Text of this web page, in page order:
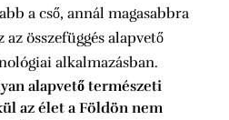
a cső, annál magasabbra
összefüggés alapvető
alkalmazásban.
alapvető természeti
az élet a Földön nem